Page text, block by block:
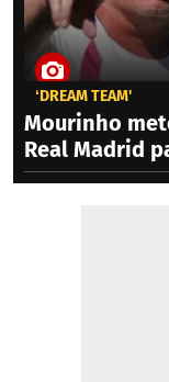
‘DREAM TEAM'
Mourinho
Real Madrid